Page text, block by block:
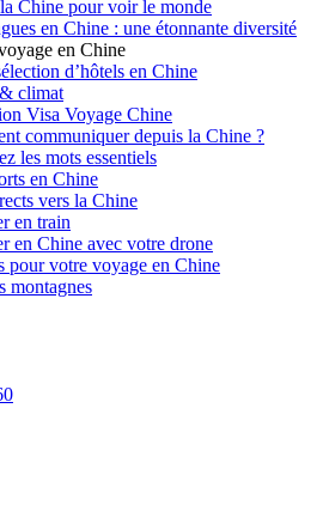
Chine pour voir le monde
en Chine : une étonnante diversité
en Chine
d’hôtels en Chine
climat
Visa Voyage Chine
communiquer depuis la Chine ?
les mots essentiels
en Chine
vers la Chine
en train
en Chine avec votre drone
pour votre voyage en Chine
montagnes